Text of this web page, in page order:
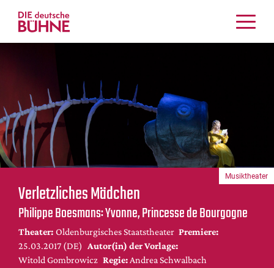
Schauspiel
Musiktheater
Tanz
Crossover
Bühnenwelt
Festivals & Veranstaltungen
Menschen & Theater
Themen
Internationales
Nachrufe
Medientipps
Verletzliches Mädchen
Philippe Boesmans: Yvonne, Princesse de Bourgogne
Theater: Oldenburgisches Staatstheater Premiere:
25.03.2017 (DE)
Autor(in) der Vorlage:
Witold Gombrowicz Regie: Andrea Schwalbach
Musiktheater